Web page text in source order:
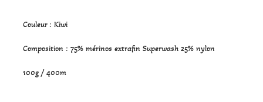
Couleur : Kiwi
Composition : 75% mérinos extrafin Superwash 25% nylon
100g / 400m